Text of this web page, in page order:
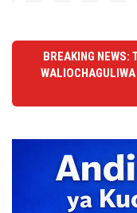
BREAKING